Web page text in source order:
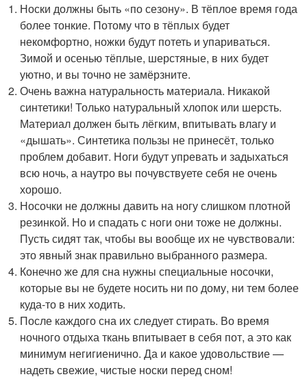
Носки должны быть «по сезону». В тёплое время года
более тонкие. Потому что в тёплых будет
некомфортно, ножки будут потеть и упариваться.
Зимой и осенью тёплые, шерстяные, в них будет
уютно, и вы точно не замёрзните.
Очень важна натуральность материала. Никакой
синтетики! Только натуральный хлопок или шерсть.
Материал должен быть лёгким, впитывать влагу и
«дышать». Синтетика пользы не принесёт, только
проблем добавит. Ноги будут упревать и задыхаться
всю ночь, а наутро вы почувствуете себя не очень
хорошо.
Носочки не должны давить на ногу слишком плотной
резинкой. Но и спадать с ноги они тоже не должны.
Пусть сидят так, чтобы вы вообще их не чувствовали:
это явный знак правильно выбранного размера.
Конечно же для сна нужны специальные носочки,
которые вы не будете носить ни по дому, ни тем более
куда-то в них ходить.
После каждого сна их следует стирать. Во время
ночного отдыха ткань впитывает в себя пот, а это как
минимум негигиенично. Да и какое удовольствие —
надеть свежие, чистые носки перед сном!